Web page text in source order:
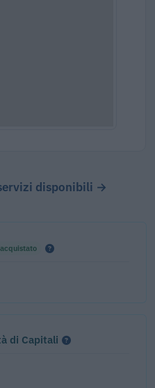
disponibili →
di Capitali